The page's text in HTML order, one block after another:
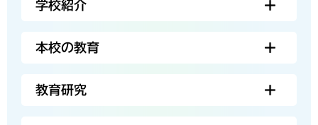
学校紹介
本校の教育
教育研究